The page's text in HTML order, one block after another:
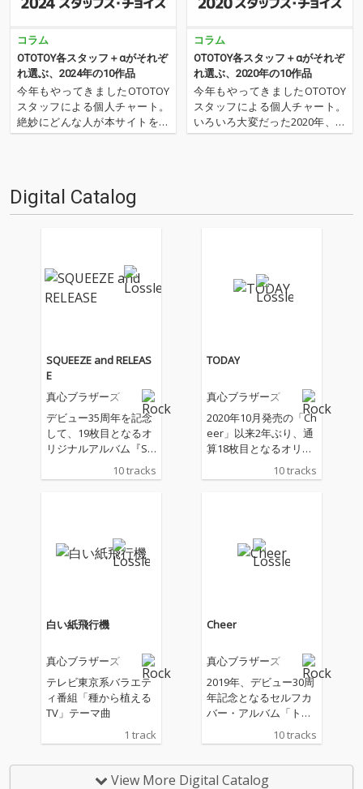
コラム
OTOTOY各スタッフ＋αがそれぞ
れ選ぶ、2024年の10作品
今年もやってきましたOTOTOY
スタッフによる個人チャート。
絶妙にどんな人が本サイトを運
営しているのか？ そんな自己
か？ ということでスタッフ・
チャートをお届けします…
コラム
OTOTOY各スタッフ＋αがそれぞ
れ選ぶ、2020年の10作品
今年もやってきましたOTOTOY
スタッフによる個人チャート。
いろいろ大変だった2020年、な
にを聴いてOTOTOYを作ってい
にも書いてもらいま…
Digital Catalog
SQUEEZE and RELEAS
E
真心ブラザーズ
デビュー35周年を記念
して、19枚目となるオ
リジナルアルバム『SQ
UEEZE and RELEASE』
を発売!2022年発売『T
10 tracks
TODAY
真心ブラザーズ
2020年10月発売の「Ch
eer」以来2年ぶり、通
算18枚目となるオリジ
ナル・アルバムは、現
在テレビ東京にて放送
い紙飛行機」を含む全
10曲入り。 「TODAY」
＞が詰め込まれたアル
バムとなる。
10 tracks
白い紙飛行機
真心ブラザーズ
テレビ東京系バラエテ
ィ番組「種から植える
TV」テーマ曲
1 track
Cheer
真心ブラザーズ
2019年、デビュー30周
年記念となるセルフカ
バー・アルバム「トラ
ンタン」を発表した真
心ブラザーズが、ひと
に更なる進化を始動す
10 tracks
View More Digital Catalog